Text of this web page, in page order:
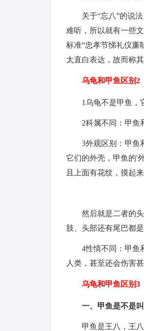
关于“忘八”的说
难听，所以就有一些
标准“忠孝节悌礼仪廉
太直白表达，故而称
乌龟和甲鱼区别2
1乌龟不是甲鱼，
2科属不同：甲鱼
3外观区别：甲鱼
它们的外壳，甲鱼的'
且上面有花纹，摸起来
然后就是二者的
肢、头部还有尾巴都
4性情不同：甲鱼
人类，甚至还会伤害
乌龟和甲鱼区别3
一、甲鱼是不是
甲鱼是王八，王